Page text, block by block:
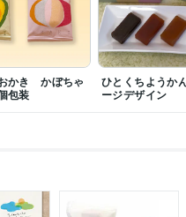
かき かぼちゃ
包装
ひとくちよう
ージデザイン